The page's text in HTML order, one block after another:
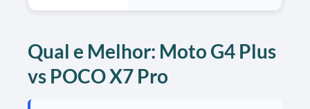
Qual e Melhor: Moto G4 Plus
vs POCO X7 Pro